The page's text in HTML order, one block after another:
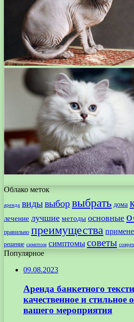
Облако меток
аренда видывыборвыбрать дома
лечение лучшие методы основные
правильно преимущества
решение симптом симптомы советы
Популярное
09.08.2023
Аренда банкетного
качественное и стильное
вашего мероприятия